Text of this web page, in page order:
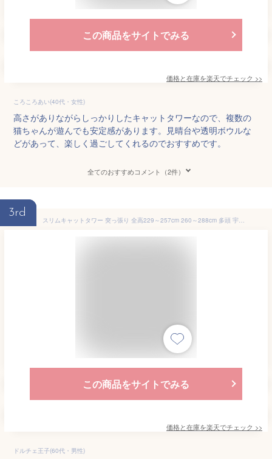
この商品をサイトでみる
価格と在庫を楽天でチェック >>
ころころあい(40代・女性)
高さがありながらしっかりしたキャットタワーなので、複数の
猫ちゃんが遊んでも安定感があります。見晴台や透明ボウルな
どがあって、楽しく過ごしてくれるのでおすすめです。
全てのおすすめコメント（2件）
3rd
スリムキャットタワー 突っ張り 全高229～257cm 260～288cm 多頭 宇宙船 おしゃれ 大型猫 シニア 子猫 爪とぎ 頑丈 隠れ家 キャットハウス 猫タワー 猫ベッド ペット用品
この商品をサイトでみる
価格と在庫を楽天でチェック >>
ドルチェ王子(60代・男性)